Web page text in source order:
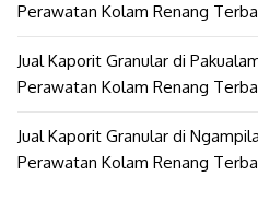
Perawatan Kolam Renang
Jual Kaporit Granular di
Perawatan Kolam Renang
Jual Kaporit Granular di
Perawatan Kolam Renang